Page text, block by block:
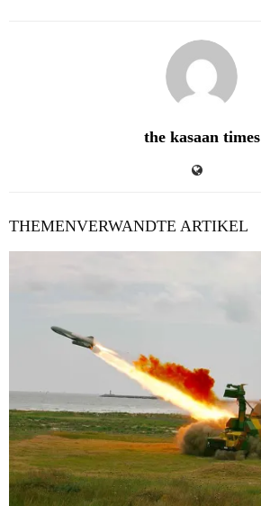
the kasaan times
THEMENVERWANDTE ARTIKEL